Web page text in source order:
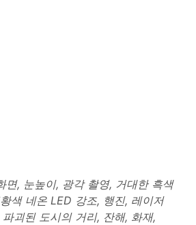
면, 눈높이, 광각 촬영, 거대한 흑색
색 네온 LED 강조, 행진, 레이저
괴된 도시의 거리, 잔해, 화재,